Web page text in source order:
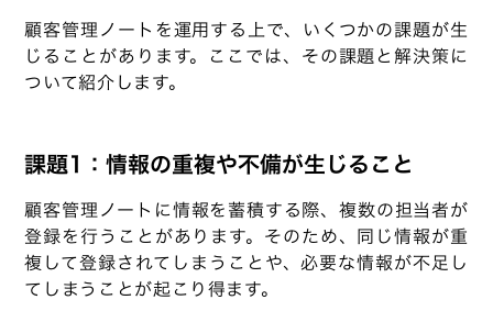
顧客管理ノートを運用する上で、いくつかの課題が生
じることがあります。ここでは、その課題と解決策に
ついて紹介します。
課題1：情報の重複や不備が生じること
顧客管理ノートに情報を蓄積する際、複数の担当者が
登録を行うことがあります。そのため、同じ情報が重
複して登録されてしまうことや、必要な情報が不足し
てしまうことが起こり得ます。